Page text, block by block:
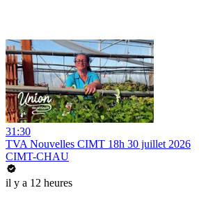
31:30
TVA Nouvelles CIMT 18h 30 juillet 2026
CIMT-CHAU
il y a 12 heures